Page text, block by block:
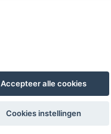
Accepteer alle cookies
Cookies instellingen